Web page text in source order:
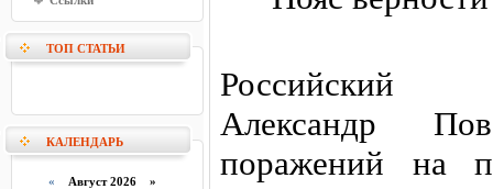
ТОП СТАТЬИ
КАЛЕНДАРЬ
« Август 2026 »
Российский
Александр
поражений на